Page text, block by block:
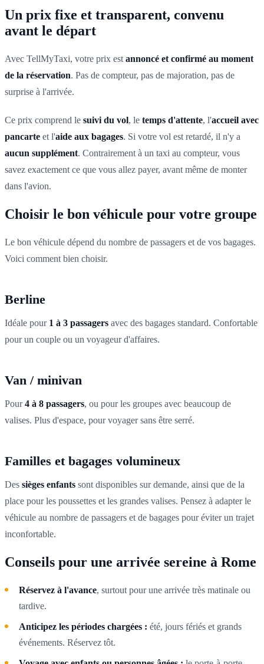
Un prix fixe et transparent, convenu
avant le départ
Avec TellMyTaxi, votre prix est annoncé et confirmé au moment
de la réservation. Pas de compteur, pas de majoration, pas de
surprise à l'arrivée.
Ce prix comprend le suivi du vol, le temps d'attente, l'accueil avec
pancarte et l'aide aux bagages. Si votre vol est retardé, il n'y a
aucun supplément. Contrairement à un taxi au compteur, vous
savez exactement ce que vous allez payer, avant même de monter
dans l'avion.
Choisir le bon véhicule pour votre groupe
Le bon véhicule dépend du nombre de passagers et de vos bagages.
Voici comment bien choisir.
Berline
Idéale pour 1 à 3 passagers avec des bagages standard. Confortable
pour un couple ou un voyageur d'affaires.
Van / minivan
Pour4 à 8 passagers, ou pour les groupes avec beaucoup de
valises. Plus d'espace, pour voyager sans être serré.
Familles et bagages volumineux
Des sièges enfants sont disponibles sur demande, ainsi que de la
place pour les poussettes et les grandes valises. Pensez à adapter le
véhicule au nombre de passagers et de bagages pour éviter un trajet
inconfortable.
Conseils pour une arrivée sereine à Rome
Réservez à l'avance, surtout pour une arrivée très matinale ou
tardive.
Anticipez les périodes chargées : été, jours fériés et grands
événements. Réservez tôt.